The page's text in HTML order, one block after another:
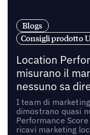
Blogs
Consigli prodotto
Location
misurano il
nessuno sa
I team di
dimostrano quasi
Performance
ricavi marketing